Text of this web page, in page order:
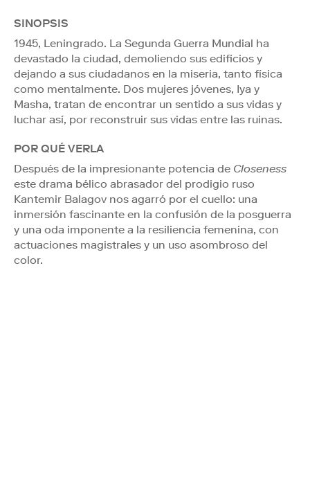
SINOPSIS
1945, Leningrado. La Segunda Guerra Mundial ha
devastado la ciudad, demoliendo sus edificios y
dejando a sus ciudadanos en la miseria, tanto física
como mentalmente. Dos mujeres jóvenes, Iya y
Masha, tratan de encontrar un sentido a sus vidas y
luchar así, por reconstruir sus vidas entre las ruinas.
POR QUÉ VERLA
Después de la impresionante potencia de Closeness
este drama bélico abrasador del prodigio ruso
Kantemir Balagov nos agarró por el cuello: una
inmersión fascinante en la confusión de la posguerra
y una oda imponente a la resiliencia femenina, con
actuaciones magistrales y un uso asombroso del
color.